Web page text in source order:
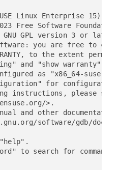
Linux Enterprise 15)
Free Software
GNU GPL version 3 or
you are free to
to the extent
and "show warranty"
as "x86_64-suse-
for
instructions, please see:
>.
and other
software/gdb/
to search for